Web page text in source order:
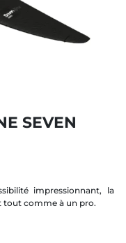
SEVEN
impressionnant, la
tout comme à un pro.